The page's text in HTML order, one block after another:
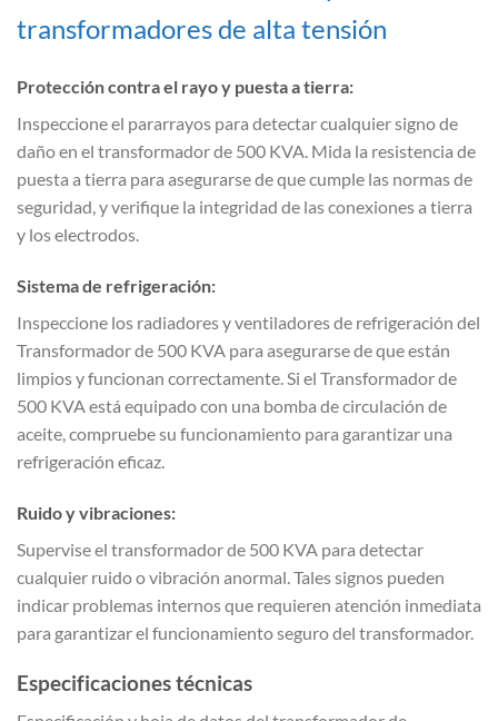
transformadores de alta tensión
Protección contra el rayo y puesta a tierra:
Inspeccione el pararrayos para detectar cualquier signo de
daño en el transformador de 500 KVA. Mida la resistencia de
puesta a tierra para asegurarse de que cumple las normas de
seguridad, y verifique la integridad de las conexiones a tierra
y los electrodos.
Sistema de refrigeración:
Inspeccione los radiadores y ventiladores de refrigeración del
Transformador de 500 KVA para asegurarse de que están
limpios y funcionan correctamente. Si el Transformador de
500 KVA está equipado con una bomba de circulación de
aceite, compruebe su funcionamiento para garantizar una
refrigeración eficaz.
Ruido y vibraciones:
Supervise el transformador de 500 KVA para detectar
cualquier ruido o vibración anormal. Tales signos pueden
indicar problemas internos que requieren atención inmediata
para garantizar el funcionamiento seguro del transformador.
Especificaciones técnicas